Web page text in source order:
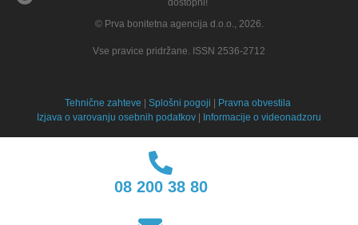
dostopni!
© Prva bonitetna agencija d.o.o., 2026.
Vse pravice pridržane. ISSN 2536-2712
Tehnične zahteve Splošni pogoji
Pravna obvestila
Izjava o varovanju osebnih podatkov
Informacije o videonadzoru
08 200 38 80